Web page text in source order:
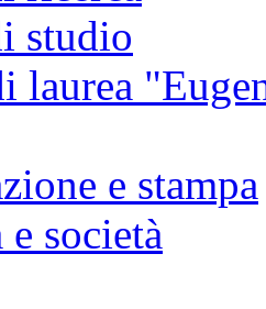
studio
laurea
e stampa
e società